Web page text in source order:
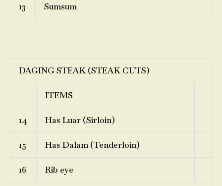
13 Sumsum
DAGING STEAK (STEAK CUTS)
ITEMS
14 Has Luar (Sirloin)
15 Has Dalam (Tenderloin)
16 Rib eye